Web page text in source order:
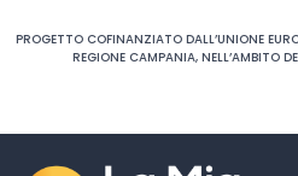
PROGETTO COFINANZIATO DALL’UNIONE
REGIONE CAMPANIA, NELL’AMBITO